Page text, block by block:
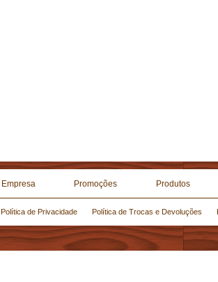
Empresa Promoções Produtos
Política de Privacidade Política de Trocas e Devoluções